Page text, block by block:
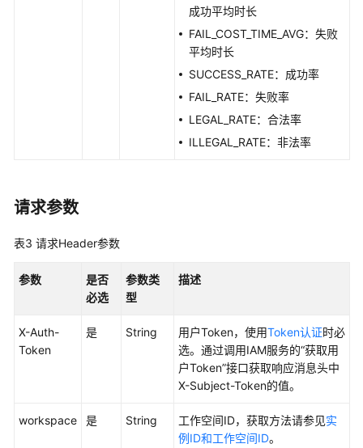
开
发
成功平均时长
FAIL_COST_TIME_AVG：失败
平均时长
SUCCESS_RATE：成功率
FAIL_RATE：失败率
LEGAL_RATE：合法率
ILLEGAL_RATE：非法率
请求参数
表3 请求Header参数
参数
是否
必选
参数类
型
描述
X-Auth-
Token
是 String 用户Token，使用Token认证时必
选。通过调用IAM服务的“获取用
户Token”接口获取响应消息头中
X-Subject-Token的值。
workspace 是 String 工作空间ID，获取方法请参见实
例ID和工作空间ID。